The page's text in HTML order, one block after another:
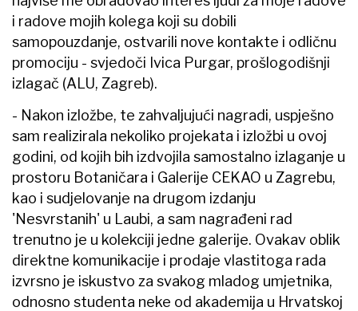
i radove mojih kolega koji su dobili
samopouzdanje, ostvarili nove kontakte i odličnu
promociju - svjedoči Ivica Purgar, prošlogodišnji
izlagač (ALU, Zagreb).
- Nakon izložbe, te zahvaljujući nagradi, uspješno
sam realizirala nekoliko projekata i izložbi u ovoj
godini, od kojih bih izdvojila samostalno izlaganje u
prostoru Botaničara i Galerije CEKAO u Zagrebu,
kao i sudjelovanje na drugom izdanju
'Nesvrstanih' u Laubi, a sam nagrađeni rad
trenutno je u kolekciji jedne galerije. Ovakav oblik
direktne komunikacije i prodaje vlastitoga rada
izvrsno je iskustvo za svakog mladog umjetnika,
odnosno studenta neke od akademija u Hrvatskoj